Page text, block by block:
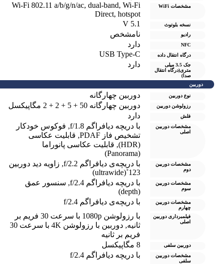
مشخصات WiFi
Wi-Fi 802.11 a/b/g/n/ac, dual-band, Wi-Fi
Direct, hotspot
نسخه بلوتوث V 5.1
رادیو نامشخص
NFC دارد
درگاه انتقال داده USB Type-C
جک 3.5 میلی
متری(درگاه انتقال
صدا)
دارد
دوربین
نوع دوربین دوربین چهارگانه
رزولوشن دوربين دوربین چهارگانه 50 + 5 + 2 + 2 مگاپیکسل
فلش دارد
مشخصات دوربین
اصلی
با دریچه دیافراگم f/1.8 ,فوکوس خودکار
تشخیص فاز PDAF
,قابلیت عکاسی
,قابلیت عکاسی پانوراما
مشخصات دوربین
دوم
با دریچه‌ی دیافراگم f/2.2 ,زاویه دید دوربین
123˚(ultrawide)
مشخصات دوربین
سوم
با دریچه دیافراگم f/2.4 ,سنسور عمق
مشخصات دوربین
چهارم
با دریچه‌ی دیافراگم f/2.4
فیلمبرداری دوربین
اصلی
با رزولوشن 1080p با سرعت 30 فریم بر
ثانیه,
دوربین با رزولوشن 4K با سرعت 30
فریم بر ثانیه
دوربین سلفی
مشخصات دوربین
سلفی
با دریچه دیافراگم f/2.4